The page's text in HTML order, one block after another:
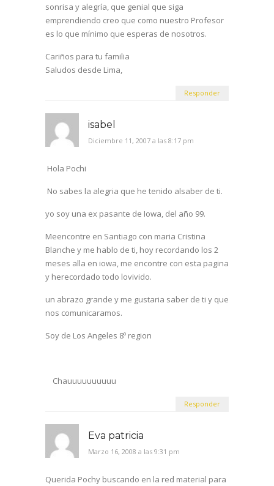
sonrisa y alegría, que genial que siga
emprendiendo creo que como nuestro Profesor
es lo que mínimo que esperas de nosotros.
Cariños para tu familia
Saludos desde Lima,
Responder
isabel
Diciembre 11, 2007 a las 8:17 pm
Hola Pochi
No sabes la alegria que he tenido alsaber de ti.
yo soy una ex pasante de Iowa, del año 99.
Meencontre en Santiago con maria Cristina
Blanche y me hablo de ti, hoy recordando los 2
meses alla en iowa, me encontre con esta pagina
y herecordado todo lovivido.
un abrazo grande y me gustaria saber de ti y que
nos comunicaramos.
Soy de Los Angeles 8º region
Chauuuuuuuuuu
Responder
Eva patricia
Marzo 16, 2008 a las 9:31 pm
Querida Pochy buscando en la red material para